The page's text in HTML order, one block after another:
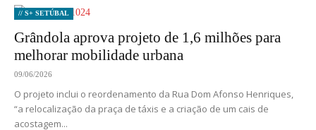
// S+ SETÚBAL
Grândola aprova projeto de 1,6 milhões para
melhorar mobilidade urbana
09/06/2026
O projeto inclui o reordenamento da Rua Dom Afonso Henriques,
“a relocalização da praça de táxis e a criação de um cais de
acostagem...